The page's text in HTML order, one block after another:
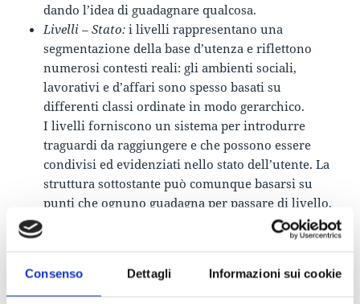
Consenso Dettagli Informazioni sui cookie
dando l’idea di guadagnare qualcosa.
Livelli – Stato: i livelli rappresentano una
segmentazione della base d’utenza e riflettono
numerosi contesti reali: gli ambienti sociali,
lavorativi e d’affari sono spesso basati su
differenti classi ordinate in modo gerarchico.
I livelli forniscono un sistema per introdurre
traguardi da raggiungere e che possono essere
condivisi ed evidenziati nello stato dell’utente. La
struttura sottostante può comunque basarsi su
punti che ognuno guadagna per passare di livello,
garantendo l’accesso a nuovi contenuti e
utenti possono intraprendere all’interno del
gioco. Forniscono una ragione per continuare a